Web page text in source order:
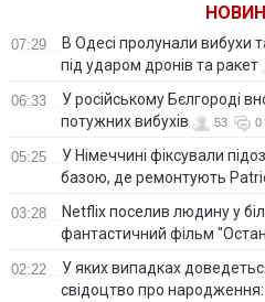
07:29
В Одесі пролунали вибухи
під ударом дронів та ракет
06:33
У російському Бєлгороді
потужних вибухів
53 0
05:25
У Німеччині фіксували
базою, де ремонтують
03:28
Netflix поселив людину у
фантастичний фільм
02:22
У яких випадках
свідоцтво про